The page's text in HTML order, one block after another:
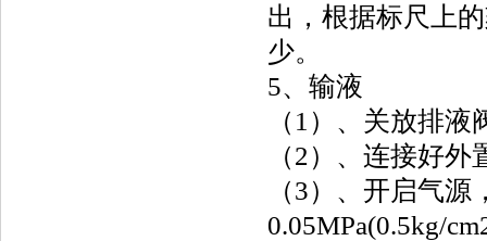
出，根据标尺上
少。
5、输液
（1）、关放排液
（2）、连接好外
（3）、开启气
0.05MPa(0.5kg/